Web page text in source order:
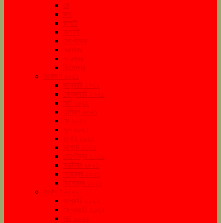
মে
জুন
জুলাই
অগাস্ট
সেপ্টেম্বর
অক্টোবর
নভেম্বর
ডিসেম্বর
সংরক্ষণ ২০২১
জানুয়ারি ২০২১
ফেব্রুয়ারি ২০২১
মার্চ ২০২১
এপ্রিল ২০২১
মে ২০২১
জুন ২০২১
জুলাই ২০২১
আগস্ট ২০২১
সেপ্টেম্বর ২০২১
অক্টোবর ২০২১
নভেম্বর ২০২১
ডিসেম্বর ২০২১
সংরক্ষণ ২০২২
জানুয়ারি ২০২২
ফেব্রুয়ারি ২০২২
মার্চ ২০২২